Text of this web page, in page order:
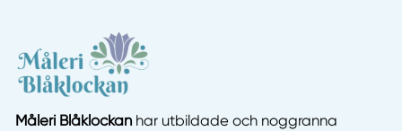
Måleri Blåklockanhar utbildade och noggranna